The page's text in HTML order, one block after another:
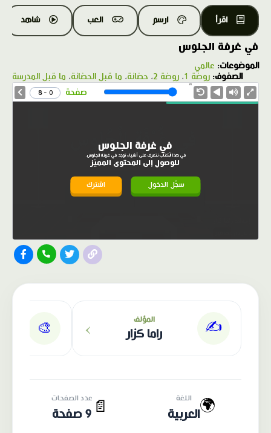
اقرأ ارسم العب شاهد
في غرفة الجلوس
الموضوعات: عالمي
الصفوف: روضة 1 ، روضة 2 ، حضانة، ما قبل الحضانة، ما قبل المدرسة
صفحة 0 - 8
في غرفة الجلوس
في هذا الْكتاب نتعرف على أشياء توجد في غرفة الجلوس.
للوصول إلى المحتوى المميّز
سجّل الدخول اشترك
✍️ المؤلف
راما كزار ›
🎨
🌍 اللغة
العربية 📄
عدد الصفحات
9 صفحة